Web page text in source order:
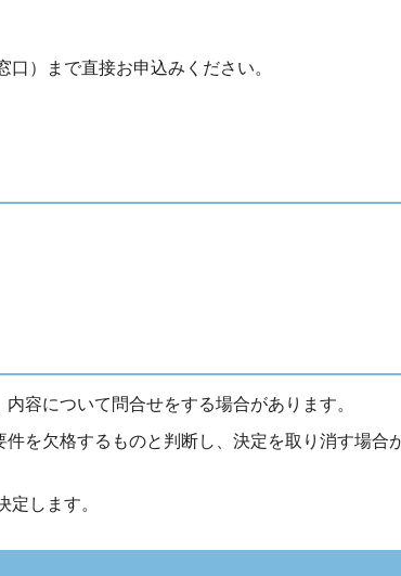
）まで直接お申込みください。
容について問合せをする場合があります。
を欠格するものと判断し、決定を取り消す場合
します。